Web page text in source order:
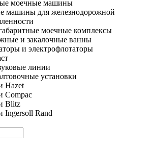
моечные машины
машины для железнодорожной
моечные комплексы
и закалочные ванны
и электрофлотаторы
линии
установки
Hazet
Compac
Blitz
Ingersoll Rand